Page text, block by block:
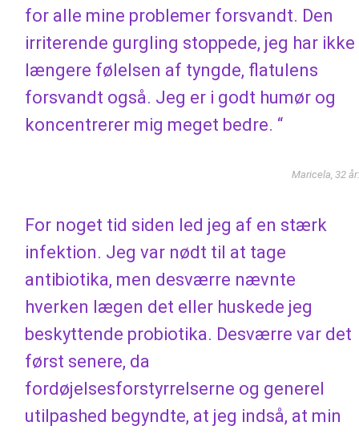
for alle mine problemer forsvandt. Den
irriterende gurgling stoppede, jeg har ikke
længere følelsen af ​​tyngde, flatulens
forsvandt også. Jeg er i godt humør og
koncentrerer mig meget bedre. “
Maricela, 32 år:
For noget tid siden led jeg af en stærk
infektion. Jeg var nødt til at tage
antibiotika, men desværre nævnte
hverken lægen det eller huskede jeg
beskyttende probiotika. Desværre var det
først senere, da
fordøjelsesforstyrrelserne og generel
utilpashed begyndte, at jeg indså, at min